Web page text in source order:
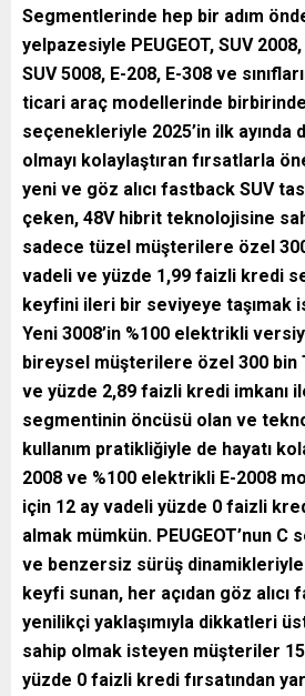
Segmentlerinde hep bir adım
yelpazesiyle PEUGEOT, SUV 2008,
SUV 5008, E-208, E-308 ve
ticari araç modellerinde
seçenekleriyle 2025’in ilk ayında
olmayı kolaylaştıran fırsatlarla
yeni ve göz alıcı fastback SUV
çeken, 48V hibrit teknolojisine
sadece tüzel müşterilere özel
vadeli ve yüzde 1,99 faizli kredi
keyfini ileri bir seviyeye taşımak
Yeni 3008’in %100 elektrikli
bireysel müşterilere özel 300 bin
ve yüzde 2,89 faizli kredi imkanı
segmentinin öncüsü olan ve
kullanım pratikliğiyle de hayatı
2008 ve %100 elektrikli E-2008
için 12 ay vadeli yüzde 0 faizli
almak mümkün. PEUGEOT’nun
ve benzersiz sürüş
keyfi sunan, her açıdan göz alıcı
yenilikçi yaklaşımıyla dikkatleri
sahip olmak isteyen müşteriler
yüzde 0 faizli kredi fırsatından